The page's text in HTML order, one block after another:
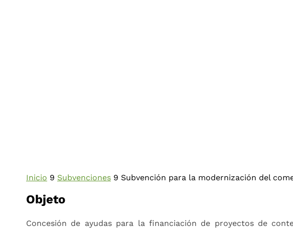
Inicio 9 Subvenciones 9 Subvención para la modernización del
Objeto
Concesión de ayudas para la financiación de proyectos de